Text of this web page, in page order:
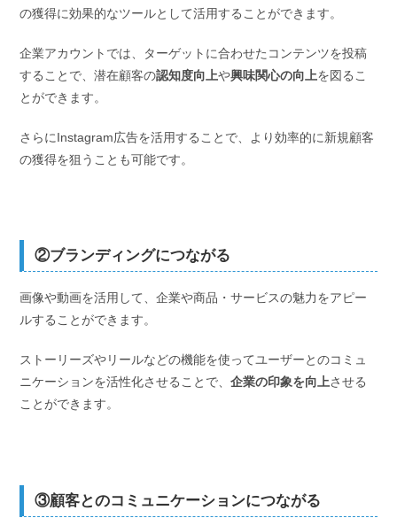
の獲得に効果的なツールとして活用することができます。
企業アカウントでは、ターゲットに合わせたコンテンツを投稿
することで、潜在顧客の認知度向上や興味関心の向上を図るこ
とができます。
さらにInstagram広告を活用することで、より効率的に新規顧客
の獲得を狙うことも可能です。
②ブランディングにつながる
画像や動画を活用して、企業や商品・サービスの魅力をアピー
ルすることができます。
ストーリーズやリールなどの機能を使ってユーザーとのコミュ
ニケーションを活性化させることで、企業の印象を向上させる
ことができます。
③顧客とのコミュニケーションにつながる